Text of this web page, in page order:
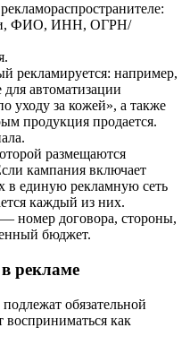
ФИО, ИНН, ОГРН/
рекламируется: например,
автоматизации
уходу за кожей», а также
продукция продается.
размещаются
кампания включает
в единую рекламную сеть
каждый из них.
номер договора, стороны,
бюджет.
рекламе
обязательной
восприниматься как